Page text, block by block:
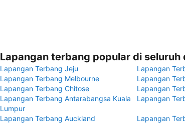
Lapangan terbang popular di seluruh
Lapangan Terbang Jeju
Lapangan
Lapangan Terbang Melbourne
Lapangan
Lapangan Terbang Chitose
Lapangan
Lapangan Terbang Antarabangsa Kuala
Lumpur
Lapangan
Lapangan Terbang Auckland Lapangan